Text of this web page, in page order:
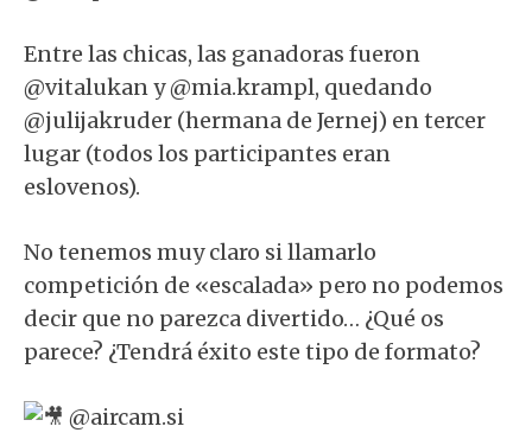
Entre las chicas, las ganadoras fueron
@vitalukan y @mia.krampl, quedando
@julijakruder (hermana de Jernej) en tercer
lugar (todos los participantes eran
eslovenos).
No tenemos muy claro si llamarlo
competición de «escalada» pero no podemos
decir que no parezca divertido… ¿Qué os
parece? ¿Tendrá éxito este tipo de formato?⁣
@aircam.si